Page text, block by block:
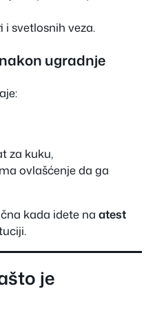
svetlosnih veza.
ugradnje
za kuku,
ovlašćenje da ga
kada idete na atest
je